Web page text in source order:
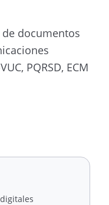
documentos
PQRSD, ECM